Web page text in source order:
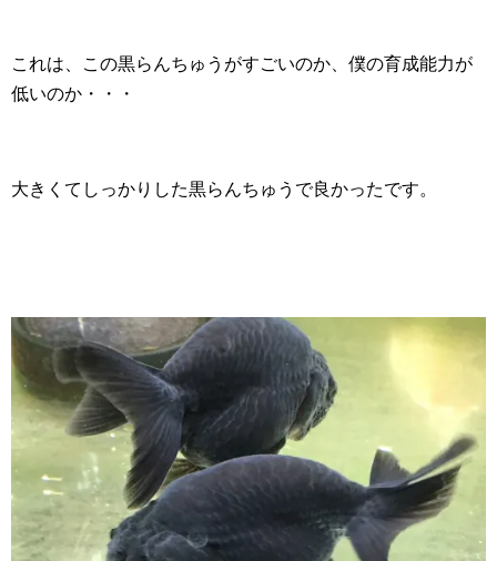
これは、この黒らんちゅうがすごいのか、僕の育成能力が
低いのか・・・
大きくてしっかりした黒らんちゅうで良かったです。